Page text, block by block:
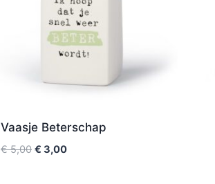
Vaasje Beterschap
€5,00 € 3,00